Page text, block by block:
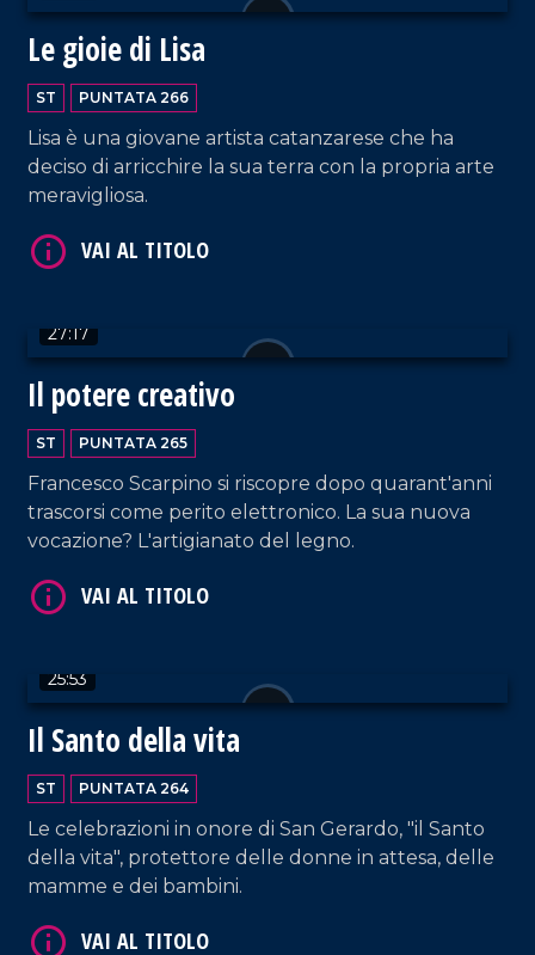
Le gioie di Lisa
ST PUNTATA 266
Lisa è una giovane artista catanzarese che ha
deciso di arricchire la sua terra con la propria arte
meravigliosa.
27:17
Il potere creativo
ST PUNTATA 265
Francesco Scarpino si riscopre dopo quarant'anni
trascorsi come perito elettronico. La sua nuova
vocazione? L'artigianato del legno.
25:53
Il Santo della vita
ST PUNTATA 264
Le celebrazioni in onore di San Gerardo, "il Santo
della vita", protettore delle donne in attesa, delle
mamme e dei bambini.
VAI AL TITOLO